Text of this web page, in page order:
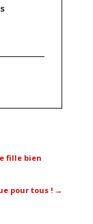
fille bien
pour tous ! →